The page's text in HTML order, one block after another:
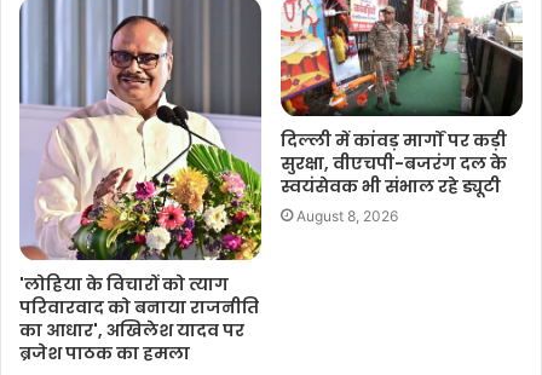
p
p
r
'लोहिया के विचारों को त्याग
परिवारवाद को बनाया राजनीति
का आधार', अखिलेश यादव पर
ब्रजेश पाठक का हमला
दिल्ली में कांवड़ मार्गों पर कड़ी
सुरक्षा, वीएचपी-बजरंग दल के
स्वयंसेवक भी संभाल रहे ड्यूटी
August 8, 2026